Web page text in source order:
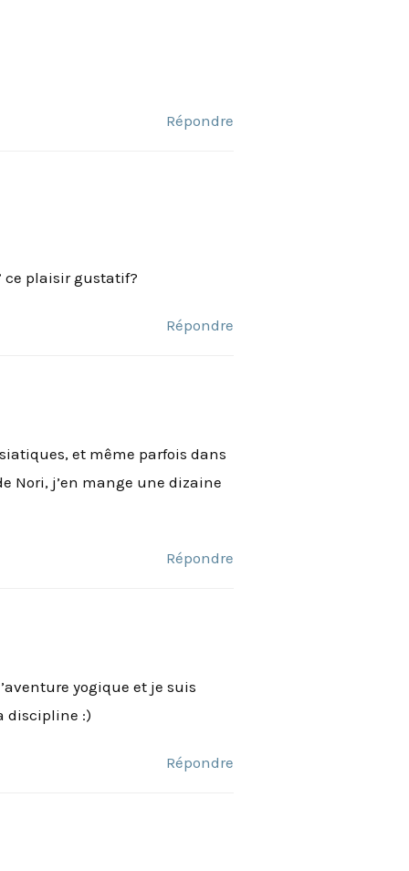
Répondre
ce plaisir gustatif?
Répondre
et même parfois dans
Nori, j’en mange une dizaine
Répondre
yogique et je suis
discipline :)
Répondre